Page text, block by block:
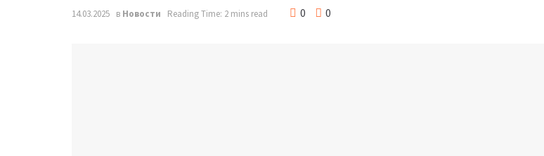
14.03.2025 в Новости Reading Time: 2 mins read 0 0